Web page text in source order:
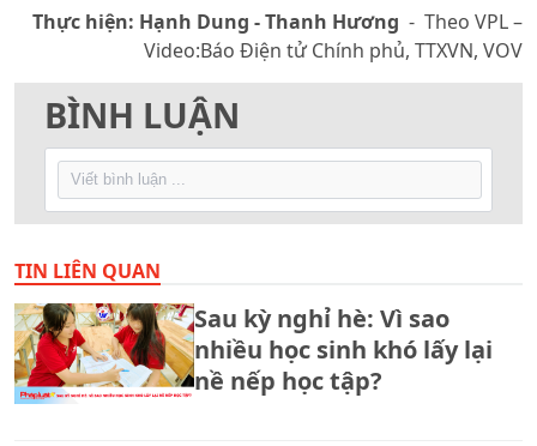
Thực hiện: Hạnh Dung - Thanh Hương - Theo VPL –
Video:Báo Điện tử Chính phủ, TTXVN, VOV
BÌNH LUẬN
TIN LIÊN QUAN
Sau kỳ nghỉ hè: Vì sao
nhiều học sinh khó lấy lại
nề nếp học tập?